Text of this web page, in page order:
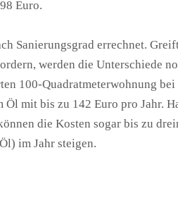
Euro.
Sanierungsgrad errechnet.
werden die Unterschiede
100-Quadratmeterwohnung bei
Öl mit bis zu 142 Euro pro Jahr.
die Kosten sogar bis zu
im Jahr steigen.